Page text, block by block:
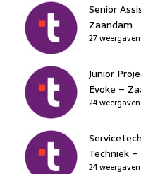
Senior
Zaandam
27 weergaven
Junior
Evoke –
24 weergaven
Techniek
24 weergaven